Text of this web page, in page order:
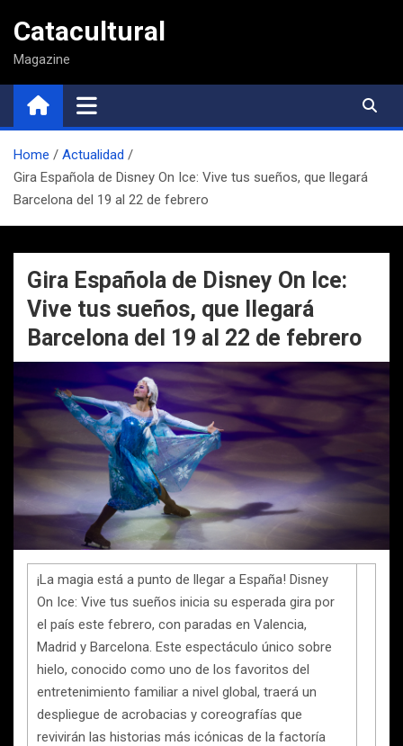
contenido
Catacultural
Magazine
Home
Actualidad
Gira Española de Disney On Ice: Vive tus sueños, que llegará
Barcelona del 19 al 22 de febrero
Gira Española de Disney On Ice:
Vive tus sueños, que llegará
Barcelona del 19 al 22 de febrero
¡La magia está a punto de llegar a España! Disney
On Ice: Vive tus sueños inicia su esperada gira por
el país este febrero, con paradas en Valencia,
Madrid y Barcelona. Este espectáculo único sobre
hielo, conocido como uno de los favoritos del
entretenimiento familiar a nivel global, traerá un
despliegue de acrobacias y coreografías que
revivirán las historias más icónicas de la factoría